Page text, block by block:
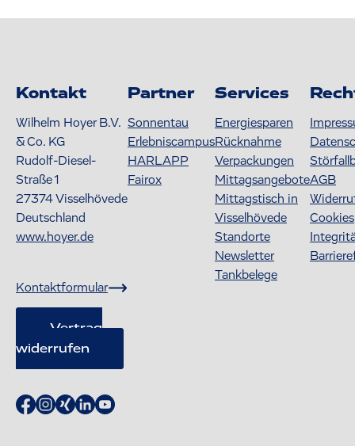
Kontakt
Wilhelm Hoyer B.V.
& Co. KG
Rudolf-Diesel-
Straße 1
27374Visselhövede
Deutschland
www.hoyer.de
Kontaktformular
Vertrag
widerrufen
Partner
Sonnentau
Erlebniscampus
HARLAPP
Fairox
Services
Energiesparen
Rücknahme
Verpackungen
Mittagsangebote
Mittagstisch in
Visselhövede
Standorte
Newsletter
Tankbelege
AGB
Cookies